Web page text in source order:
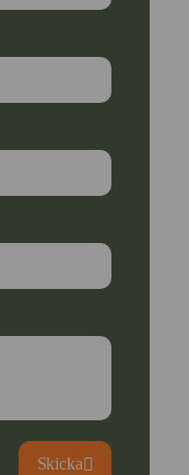
Skicka